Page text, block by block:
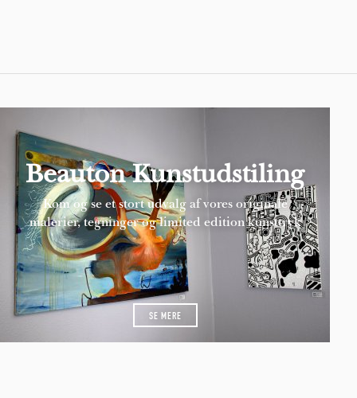
Beauton Kunstudstiling
Kom og se et stort udvalg af vores originale
malerier, tegninger og limited edition kunsttryk
SE MERE